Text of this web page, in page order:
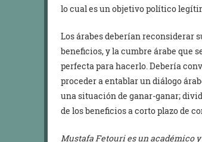
lo cual es un objetivo político
Los árabes deberían reconsiderar
beneficios, y la cumbre árabe que
perfecta para hacerlo. Debería
proceder a entablar un diálogo
una situación de ganar-ganar;
de los beneficios a corto plazo de
Mustafa Fetouri es un académico